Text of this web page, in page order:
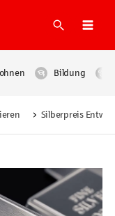
Suche
Bildung
Silberpreis